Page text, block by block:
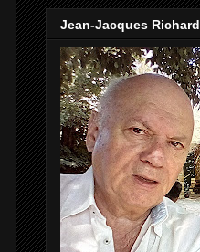
Jean-Jacques Richard